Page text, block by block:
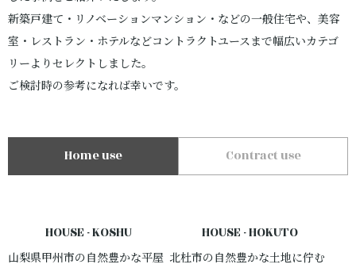
新築戸建て・リノベーションマンション・などの一般住宅や、美容
室・レストラン・ホテルなどコントラクトユースまで幅広いカテゴ
リーよりセレクトしました。
ご検討時の参考になれば幸いです。
Home use
HOUSE - KOSHU
山梨県甲州市の自然豊かな平屋
HOUSE - HOKUTO
北杜市の自然豊かな土地に佇む
Contract use